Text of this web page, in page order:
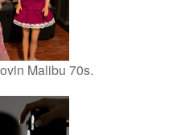
Malibu 70s.